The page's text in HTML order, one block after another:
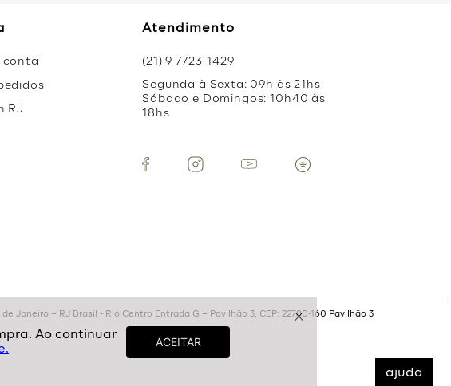
ajuda
conta
RJ
Atendimento
(21) 9 7723-1429
Segunda à Sexta: 09h às 21hs
Sábado e Domingos: 10h40 às
18hs
Janeiro – RJ Brasil - Rio Centro Entrada G – Pavilhão 3, CEP: 22780-160 Pavilhão 3